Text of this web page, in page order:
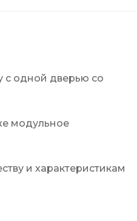
с одной дверью со
модульное
и характеристикам